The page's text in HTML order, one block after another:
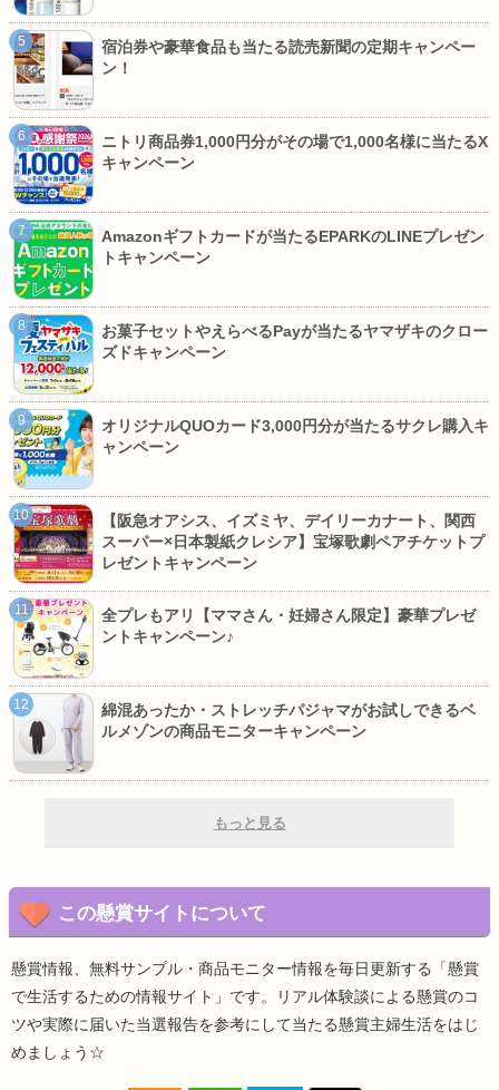
宿泊券や豪華食品も当たる読売新聞の定期キャンペー
ン！
ニトリ商品券1,000円分がその場で1,000名様に当たるX
キャンペーン
Amazonギフトカードが当たるEPARKのLINEプレゼン
トキャンペーン
お菓子セットやえらべるPayが当たるヤマザキのクロー
ズドキャンペーン
オリジナルQUOカード3,000円分が当たるサクレ購入キ
ャンペーン
【阪急オアシス、イズミヤ、デイリーカナート、関西
スーパー×日本製紙クレシア】宝塚歌劇ペアチケットプ
レゼントキャンペーン
全プレもアリ【ママさん・妊婦さん限定】豪華プレゼ
ントキャンペーン♪
綿混あったか・ストレッチパジャマがお試しできるベ
ルメゾンの商品モニターキャンペーン
もっと見る
この懸賞サイトについて
懸賞情報、無料サンプル・商品モニター情報を毎日更新する「懸賞
で生活するための情報サイト」です。リアル体験談による懸賞のコ
ツや実際に届いた当選報告を参考にして当たる懸賞主婦生活をはじ
めましょう☆